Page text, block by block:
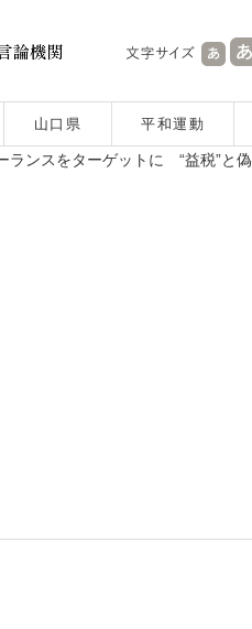
山口県 平和運動
ンスをターゲットに “益税”と